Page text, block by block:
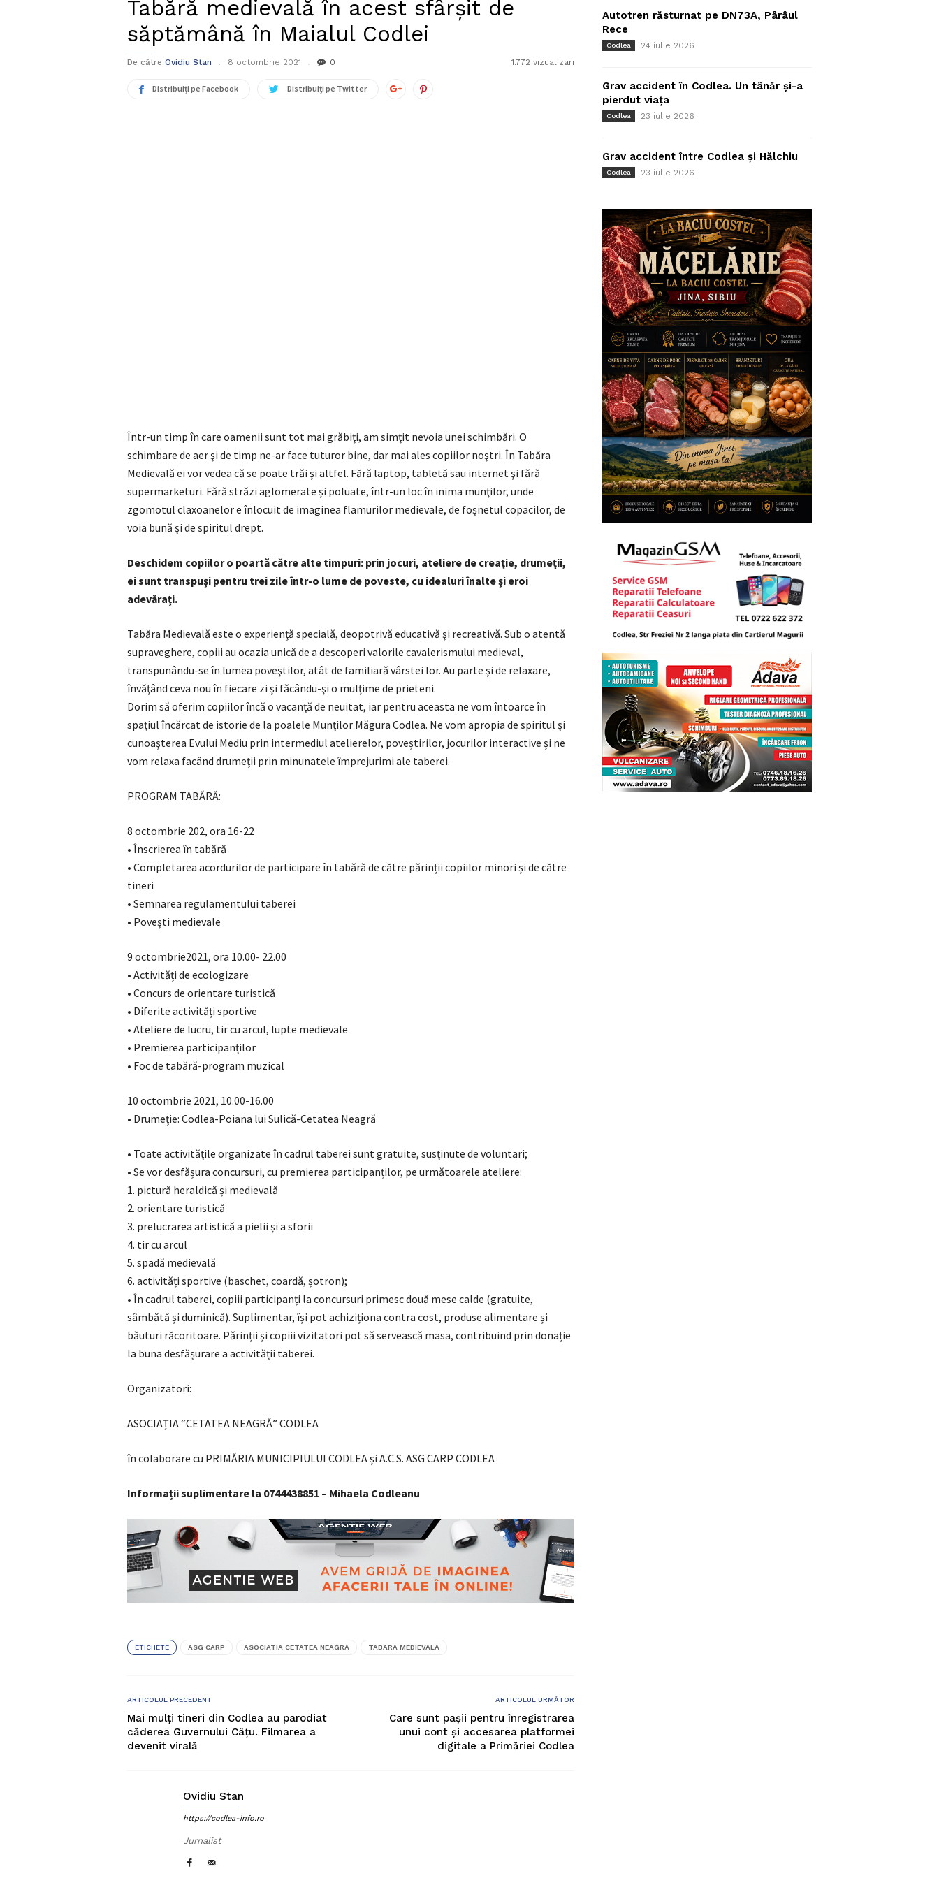
Tabără medievală în acest sfârșit de
săptămână în Maialul Codlei
De către Ovidiu Stan 8 octombrie 2021 0 1.772 vizualizari
Distribuiți pe Facebook Distribuiți pe Twitter
Într-un timp în care oamenii sunt tot mai grăbiţi, am simţit nevoia unei schimbări. O
schimbare de aer şi de timp ne-ar face tuturor bine, dar mai ales copiilor noştri. În Tabăra
Medievală ei vor vedea că se poate trăi şi altfel. Fără laptop, tabletă sau internet şi fără
supermarketuri. Fără străzi aglomerate și poluate, într-un loc în inima munţilor, unde
zgomotul claxoanelor e înlocuit de imaginea flamurilor medievale, de foşnetul copacilor, de
voia bună şi de spiritul drept.
Deschidem copiilor o poartă către alte timpuri: prin jocuri, ateliere de creaţie, drumeţii,
ei sunt transpuși pentru trei zile într-o lume de poveste, cu idealuri înalte și eroi
adevăraţi.
Tabăra Medievală este o experienţă specială, deopotrivă educativă şi recreativă. Sub o atentă
supraveghere, copiii au ocazia unică de a descoperi valorile cavalerismului medieval,
transpunându-se în lumea poveştilor, atât de familiară vârstei lor. Au parte şi de relaxare,
învăţând ceva nou în fiecare zi şi făcându-şi o mulţime de prieteni.
Dorim să oferim copiilor încă o vacanţă de neuitat, iar pentru aceasta ne vom întoarce în
spaţiul încărcat de istorie de la poalele Munților Măgura Codlea. Ne vom apropia de spiritul şi
cunoaşterea Evului Mediu prin intermediul atelierelor, poveștirilor, jocurilor interactive şi ne
vom relaxa facând drumeţii prin minunatele împrejurimi ale taberei.
PROGRAM TABĂRĂ:
8 octombrie 202, ora 16-22
• Înscrierea în tabără
• Completarea acordurilor de participare în tabără de către părinții copiilor minori și de către
tineri
• Semnarea regulamentului taberei
• Povești medievale
9 octombrie2021, ora 10.00- 22.00
• Activități de ecologizare
• Concurs de orientare turistică
• Diferite activități sportive
• Ateliere de lucru, tir cu arcul, lupte medievale
• Premierea participanților
• Foc de tabără-program muzical
10 octombrie 2021, 10.00-16.00
• Drumeție: Codlea-Poiana lui Sulică-Cetatea Neagră
• Toate activitățile organizate în cadrul taberei sunt gratuite, susținute de voluntari;
• Se vor desfășura concursuri, cu premierea participanților, pe următoarele ateliere:
1. pictură heraldică și medievală
2. orientare turistică
3. prelucrarea artistică a pielii și a sforii
4. tir cu arcul
5. spadă medievală
6. activități sportive (baschet, coardă, șotron);
• În cadrul taberei, copiii participanți la concursuri primesc două mese calde (gratuite,
sâmbătă și duminică). Suplimentar, își pot achiziționa contra cost, produse alimentare și
băuturi răcoritoare. Părinții și copiii vizitatori pot să servească masa, contribuind prin donație
la buna desfășurare a activității taberei.
Organizatori:
ASOCIAȚIA “CETATEA NEAGRĂ” CODLEA
în colaborare cu PRIMĂRIA MUNICIPIULUI CODLEA și A.C.S. ASG CARP CODLEA
Informații suplimentare la 0744438851 – Mihaela Codleanu
ETICHETE ASG CARP ASOCIATIA CETATEA NEAGRA TABARA MEDIEVALA
ARTICOLUL PRECEDENT
Mai mulți tineri din Codlea au parodiat
căderea Guvernului Câțu. Filmarea a
devenit virală
ARTICOLUL URMĂTOR
Care sunt pașii pentru înregistrarea
unui cont și accesarea platformei
digitale a Primăriei Codlea
Ovidiu Stan
https://codlea-info.ro
Jurnalist
Autotren răsturnat pe DN73A, Pârâul
Rece
Codlea 24 iulie 2026
Grav accident în Codlea. Un tânăr și-a
pierdut viața
Codlea 23 iulie 2026
Grav accident între Codlea și Hălchiu
Codlea 23 iulie 2026